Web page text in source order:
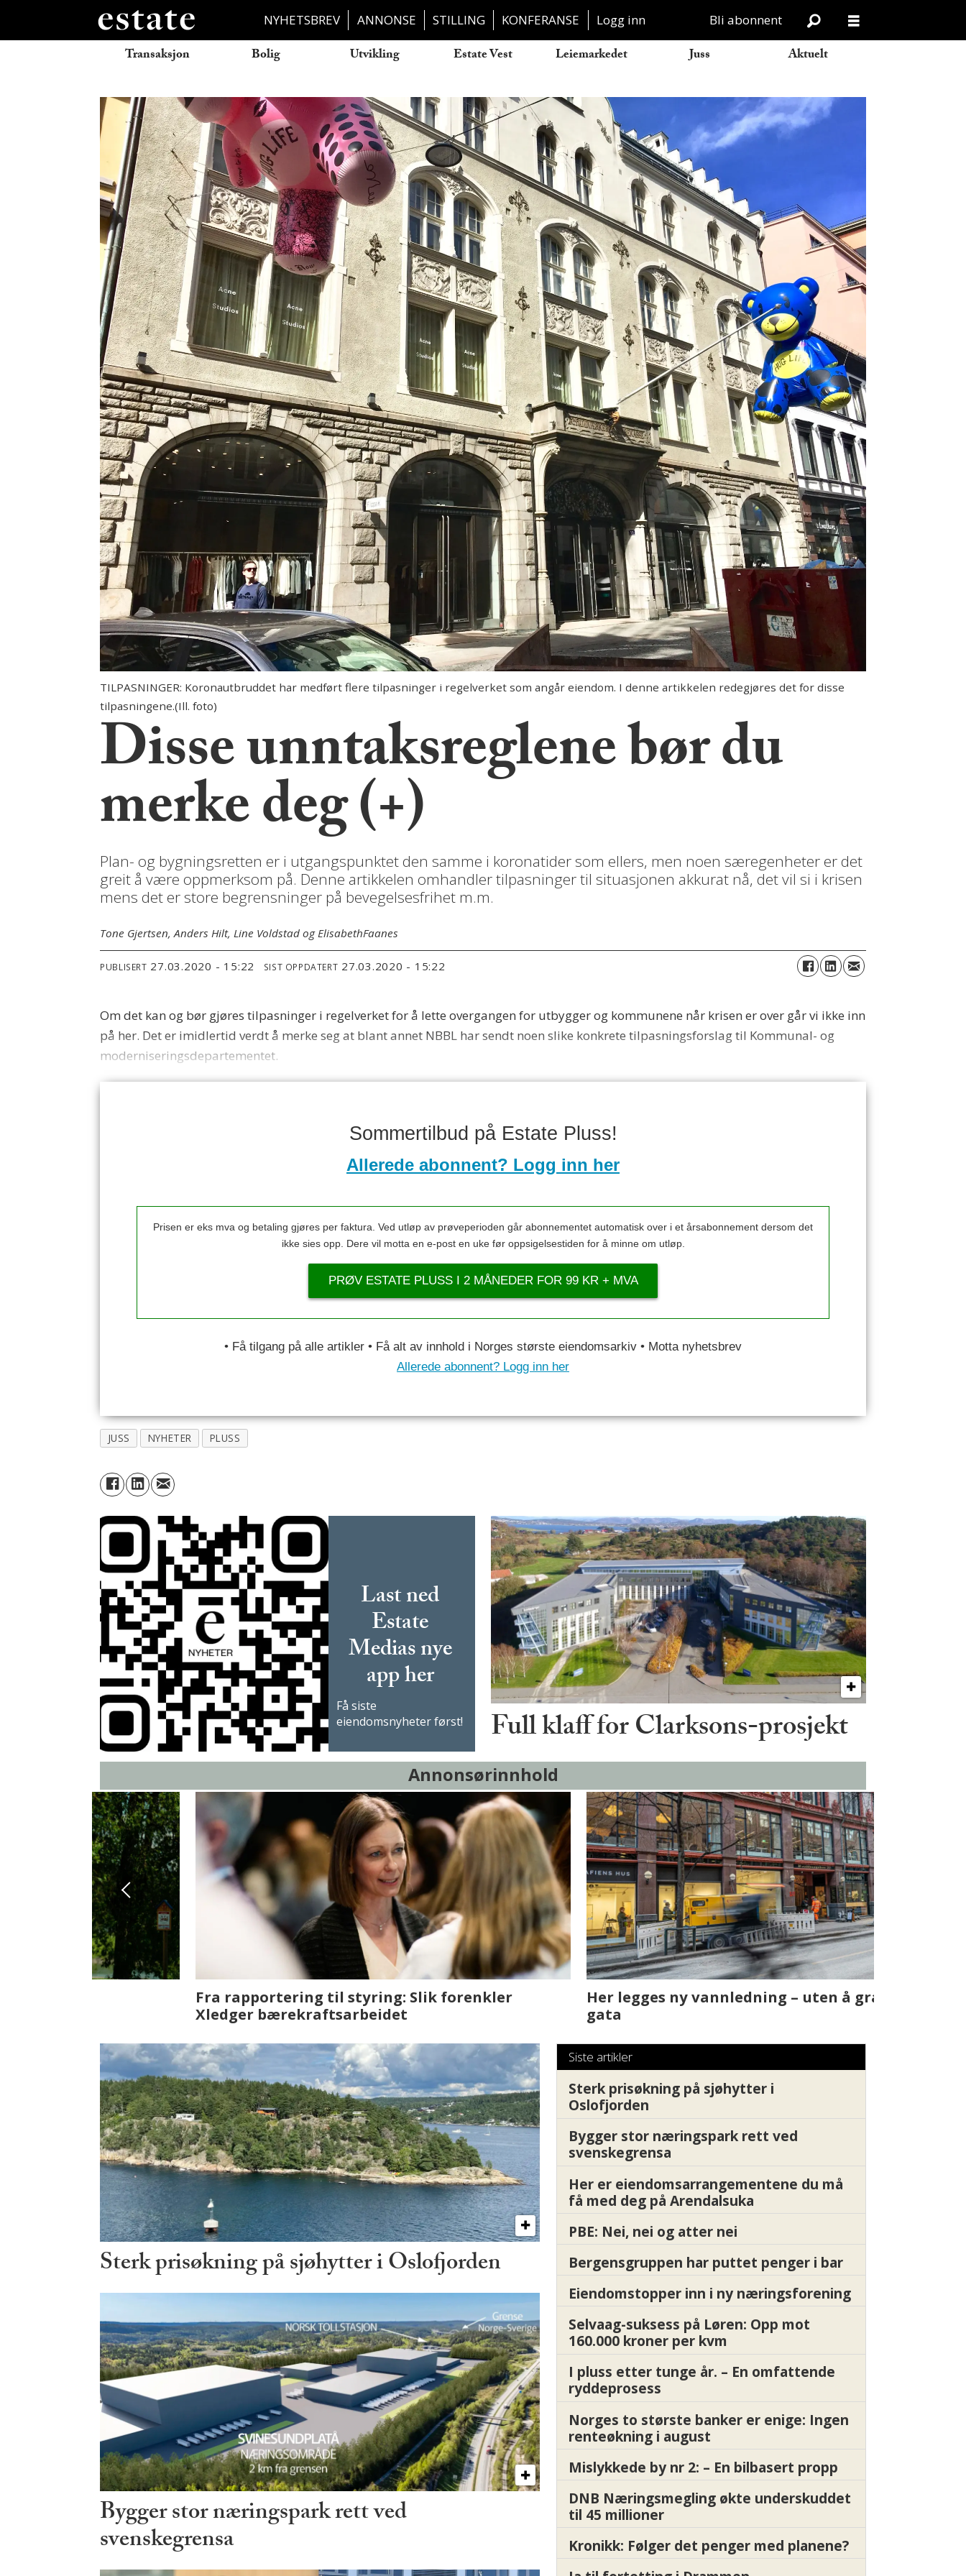
NYHETSBREV ANNONSE STILLING KONFERANSE Logg inn Bli abonnent
Transaksjon Bolig Utvikling Estate Vest Leiemarkedet Juss Aktuelt
TILPASNINGER: Koronautbruddet har medført flere tilpasninger i regelverket som angår eiendom. I denne artikkelen redegjøres det for disse
tilpasningene.(Ill. foto)
Disse unntaksreglene bør du
merke deg (+)
Plan- og bygningsretten er i utgangspunktet den samme i koronatider som ellers, men noen særegenheter er det
greit å være oppmerksom på. Denne artikkelen omhandler tilpasninger til situasjonen akkurat nå, det vil si i krisen
mens det er store begrensninger på bevegelsesfrihet m.m.
Tone Gjertsen, Anders Hilt, Line Voldstad og ElisabethFaanes
PUBLISERT 27.03.2020 - 15:22 SIST OPPDATERT 27.03.2020 - 15:22
Om det kan og bør gjøres tilpasninger i regelverket for å lette overgangen for utbygger og kommunene når krisen er over går vi ikke inn
på her. Det er imidlertid verdt å merke seg at blant annet NBBL har sendt noen slike konkrete tilpasningsforslag til Kommunal- og
moderniseringsdepartementet.
Sommertilbud på Estate Pluss!
Allerede abonnent? Logg inn her
Prisen er eks mva og betaling gjøres per faktura. Ved utløp av prøveperioden går abonnementet automatisk over i et årsabonnement dersom det
ikke sies opp. Dere vil motta en e-post en uke før oppsigelsestiden for å minne om utløp.
PRØV ESTATE PLUSS I 2 MÅNEDER FOR 99 KR + MVA
• Få tilgang på alle artikler • Få alt av innhold i Norges største eiendomsarkiv • Motta nyhetsbrev
Allerede abonnent? Logg inn her
JUSS NYHETER PLUSS
Last ned
Estate
Medias nye
app her
Få siste
eiendomsnyheter først!
Full klaff for Clarksons-prosjekt
Annonsørinnhold
Fenistra endrer eiendomsbransjen med AI. Slik
ser vi på fremtiden
Det er i Drammen det skjer
Sterk prisøkning på sjøhytter i Oslofjorden
Bygger stor næringspark rett ved
svenskegrensa
Siste artikler
Sterk prisøkning på sjøhytter i
Oslofjorden
Bygger stor næringspark rett ved
svenskegrensa
Her er eiendomsarrangementene du må
få med deg på Arendalsuka
PBE: Nei, nei og atter nei
Bergensgruppen har puttet penger i bar
Eiendomstopper inn i ny næringsforening
Selvaag-suksess på Løren: Opp mot
160.000 kroner per kvm
I pluss etter tunge år. – En omfattende
ryddeprosess
Norges to største banker er enige: Ingen
renteøkning i august
Mislykkede by nr 2: – En bilbasert propp
DNB Næringsmegling økte underskuddet
til 45 millioner
Kronikk: Følger det penger med planene?